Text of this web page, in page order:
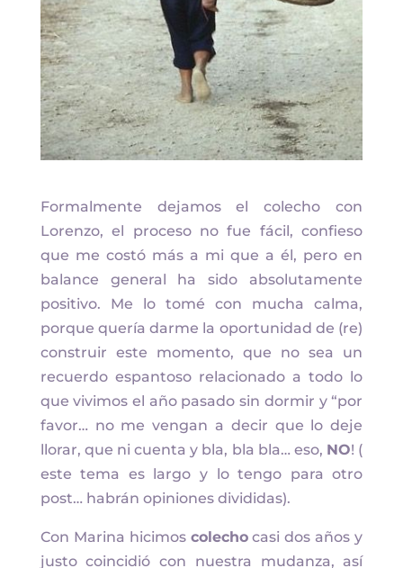
Formalmente dejamos el colecho con
Lorenzo, el proceso no fue fácil, confieso
que me costó más a mi que a él, pero en
balance general ha sido absolutamente
positivo. Me lo tomé con mucha calma,
porque quería darme la oportunidad de (re)
construir este momento, que no sea un
recuerdo espantoso relacionado a todo lo
que vivimos el año pasado sin dormir y “por
favor… no me vengan a decir que lo deje
llorar, que ni cuenta y bla, bla bla… eso, NO! (
este tema es largo y lo tengo para otro
post… habrán opiniones divididas).
Con Marina hicimos colechocasi dos años y
justo coincidió con nuestra mudanza, así